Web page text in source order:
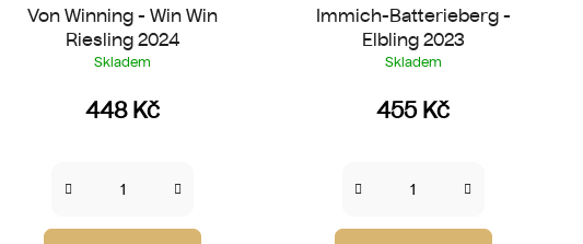
Von Winning - Win Win
Riesling 2024
Skladem
448 Kč
Immich-Batterieberg -
Elbling 2023
Skladem
455 Kč